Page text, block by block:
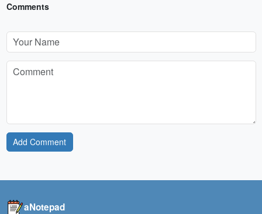
Comments
Add Comment
aNotepad